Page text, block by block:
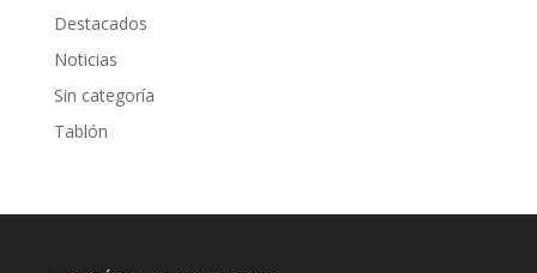
Destacados
Noticias
Sin categoría
Tablón